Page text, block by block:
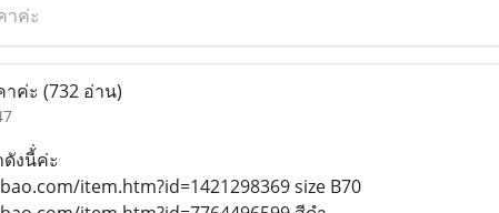
าค่ะ
าค่ะ (732 อ่าน)
งนี้่ค่ะ
item.htm?id=1421298369 size B70